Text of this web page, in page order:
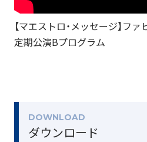
【マエストロ・メッセージ】フ
定期公演Bプログラム
DOWNLOAD
ダウンロード